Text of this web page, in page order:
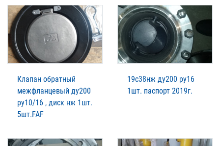
Клапан обратный
межфланцевый ду200
ру10/16 , диск нж 1шт.
5шт.FAF
19с38нж ду200 ру16
1шт. паспорт 2019г.